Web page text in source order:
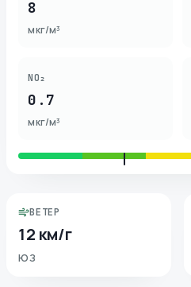
8
мкг/м³
NO₂
0.7
мкг/м³
ВЕТЕР
12 км/г
ЮЗ